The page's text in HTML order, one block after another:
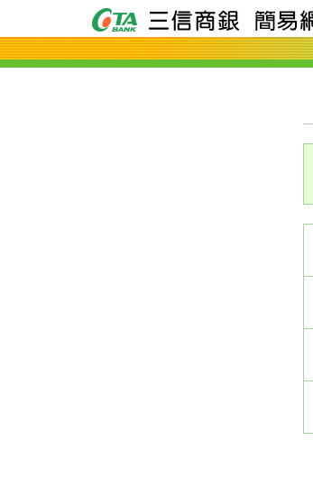
:::跳到主要內容區塊